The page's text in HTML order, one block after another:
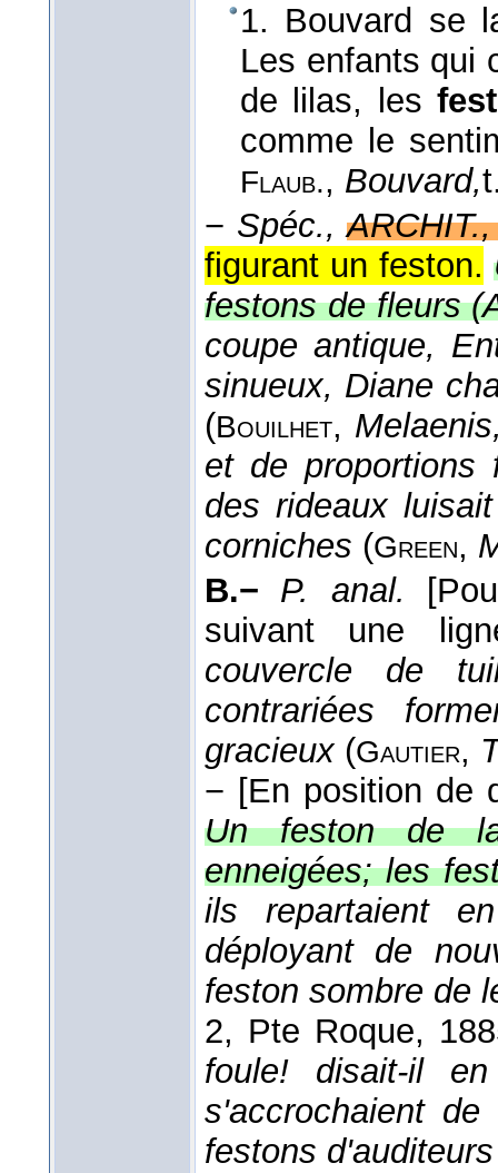
1. Bouvard se
Les enfants qui
de lilas, les
comme le
Flaub., Bouvard,
− Spéc.,
figurant un feston.
festons de fleurs (
coupe antique,
sinueux, Diane
(Bouilhet,
et de proportions
des rideaux
corniches (Green,
B.− P. anal.
suivant une
couvercle de
contrariées
gracieux(Gautier,
− [En position de
Un feston de
enneigées; les
ils repartaient
déployant de
feston sombre de
2, Pte Roque,
foule! disait-il
s'accrochaient
festons d'auditeurs